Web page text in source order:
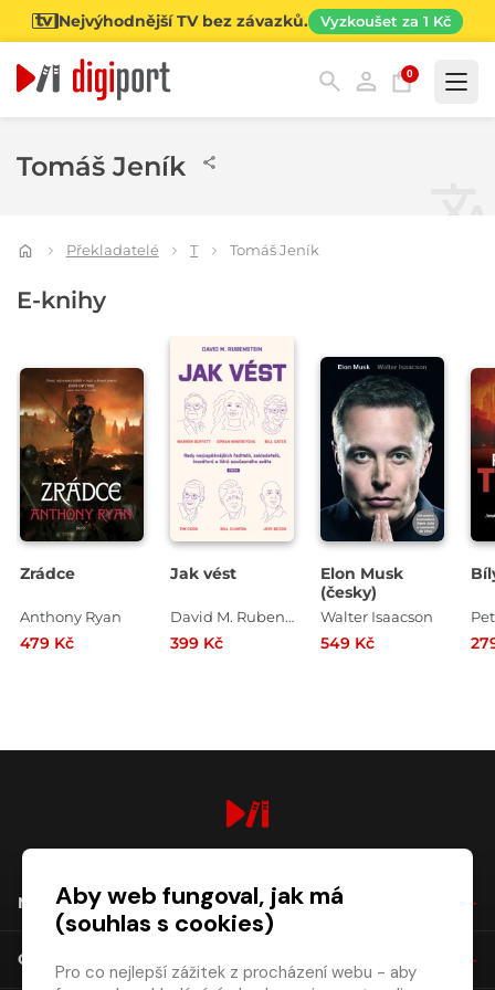
Nejvýhodnější TV bez závazků. Vyzkoušet za 1 Kč
0
Tomáš Jeník
Překladatelé T Tomáš Jeník
E-knihy
Zrádce
Anthony Ryan
479 Kč
Jak vést
David M. Rubenstein
399 Kč
Elon Musk
(česky)
Walter Isaacson
549 Kč
NÁKUP
O SPOLEČNOSTI
Aby web fungoval, jak má
(souhlas s cookies)
Pro co nejlepší zážitek z procházení webu - aby